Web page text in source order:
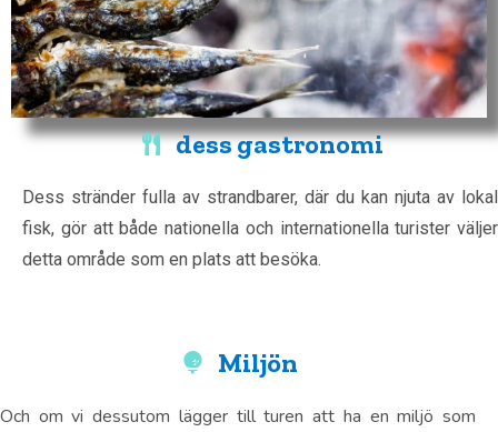
dess gastronomi
Dess stränder fulla av strandbarer, där du kan njuta av lokal
fisk, gör att både nationella och internationella turister väljer
detta område som en plats att besöka.
Miljön
Och om vi dessutom lägger till turen att ha en miljö som